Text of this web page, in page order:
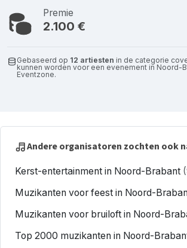
Premie
2.100 €
Gebaseerd op 12 artiesten in de categorie
kunnen worden voor een evenement in Noord-
Eventzone.
Andere organisatoren zochten ook
Kerst-entertainment in Noord-Brabant
Muzikanten voor feest in Noord-
Muzikanten voor bruiloft in Noord-
Top 2000 muzikanten in Noord-